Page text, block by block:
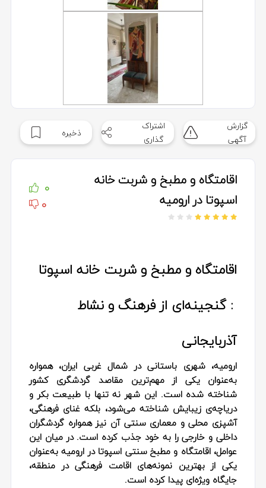
گزارش
آگهی
اشتراک
گذاری
ذخیره
اقامتگاه و مطبخ و شربت خانه
اسپوتا در ارومیه
0
0
اقامتگاه و مطبخ و شربت خانه اسپوتا
: گنجینه‌ای از فرهنگ و نشاط
آذربایجانی
ارومیه، شهری باستانی در شمال غربی ایران، همواره
به‌عنوان یکی از مهم‌ترین مقاصد گردشگری کشور
شناخته شده است. این شهر نه تنها با طبیعت بکر و
دریاچه‌ی زیبایش شناخته می‌شود، بلکه غنای فرهنگی،
آشپزی محلی و معماری سنتی آن نیز همواره گردشگران
داخلی و خارجی را به خود جذب کرده است. در میان این
عوامل، اقامتگاه و مطبخ سنتی اسپوتا در ارومیه به‌عنوان
یکی از بهترین نمونه‌های اقامت فرهنگی در منطقه،
جایگاه ویژه‌ای پیدا کرده است.